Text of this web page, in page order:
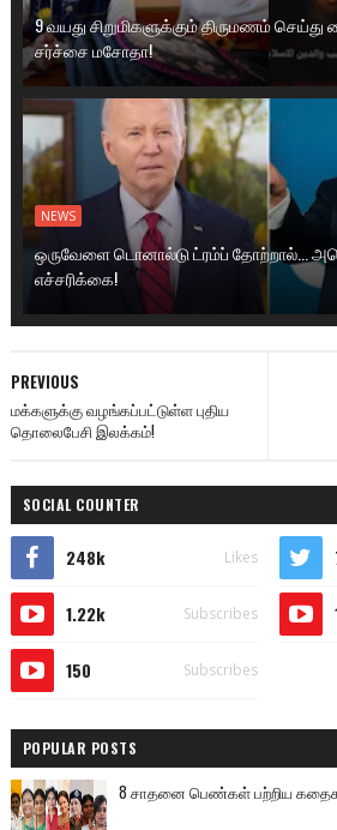
9 வயது சிறுமிகளுக்கும் திருமணம்
சர்ச்சை மசோதா!
NEWS
ஒருவேளை டொனால்டு ட்ரம்ப் தோற்றால்...
எச்சரிக்கை!
PREVIOUS
மக்களுக்கு வழங்கப்பட்டுள்ள புதிய
தொலைபேசி இலக்கம்!
SOCIAL COUNTER
248k Likes
1.22k Subscribes
150 Subscribes
POPULAR POSTS
8 சாதனை பெண்கள் பற்றிய